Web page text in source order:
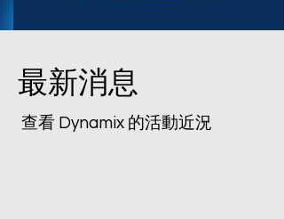
最新消息
查看 Dynamix 的活動近況